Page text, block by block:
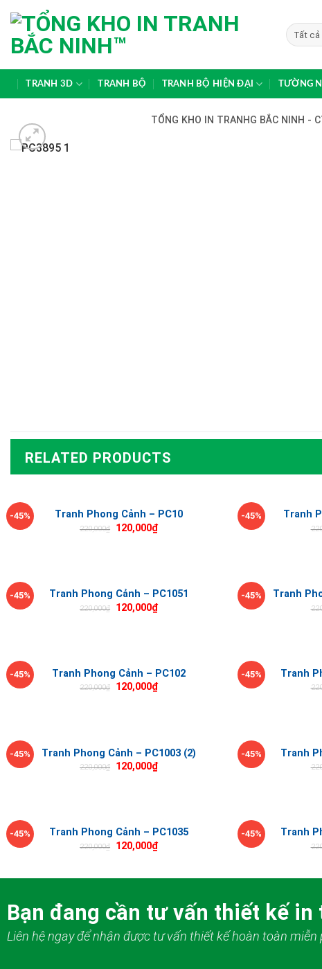
to
content
TRANH 3D TRANH BỘ TRANH BỘ HIỆN ĐẠI TƯỜNG
TỔNG KHO IN TRANHG BẮC NINH -
RELATED PRODUCTS
-45% Tranh Phong Cảnh – PC10
220,000₫ 120,000₫
-45% Tranh
-45% Tranh Phong Cảnh – PC1051
220,000₫ 120,000₫
-45% Tranh
-45% Tranh Phong Cảnh – PC102
220,000₫ 120,000₫
-45% Tranh
-45% Tranh Phong Cảnh – PC1003 (2)
220,000₫ 120,000₫
-45% Tranh
-45% Tranh Phong Cảnh – PC1035
220,000₫ 120,000₫
-45% Tranh
Bạn đang cần tư vấn thiết kế in
Liên hệ ngay để nhận được tư vấn thiết kế hoàn toàn miễn